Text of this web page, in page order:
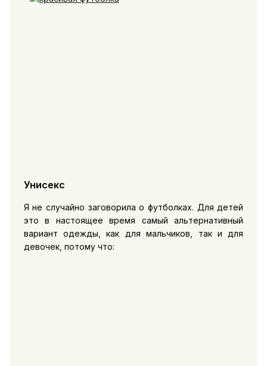
Унисекс
Я не случайно заговорила о футболках. Для детей
это в настоящее время самый альтернативный
вариант одежды, как для мальчиков, так и для
девочек, потому что: